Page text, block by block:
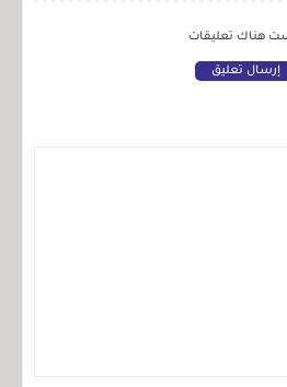
هناك تعليقات
إرسال تعليق